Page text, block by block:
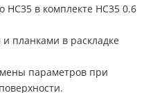
НС35 в комплекте НС35 0.6
планками в раскладке
параметров при